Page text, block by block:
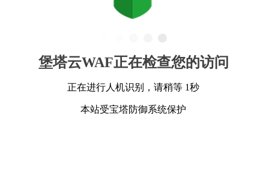
堡塔云WAF正在检查您的访问
正在进行人机识别，请稍等 1秒
本站受宝塔防御系统保护